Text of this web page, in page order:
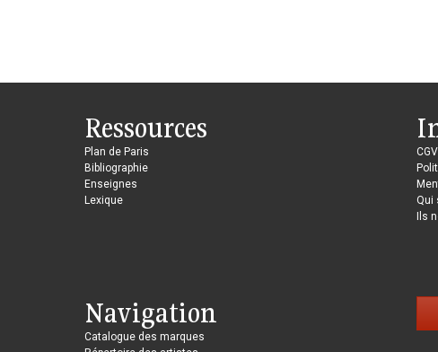
Ressources
Plan de Paris
Bibliographie
Enseignes
Lexique
Qui
Ils
Navigation
Catalogue des marques